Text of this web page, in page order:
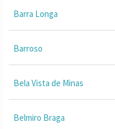
Barra Longa
Barroso
Bela Vista de Minas
Belmiro Braga